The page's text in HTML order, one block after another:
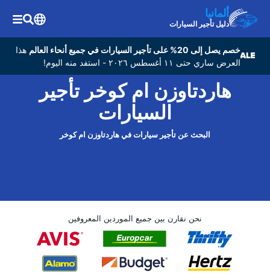
ألمانيا
دليل تأجير السيارات
خصم يصل إلى 20% على تأجير السيارات في جميع أنحاء العالم
هذا
العرض ساري حتى ١١ أغسطس ٢٠٢٦ - استفد منه اليوم!
هاردتاوزن ام کوخر تأجير
السيارات
البحث عن تأجير سيارات في هاردتاوزن ام کوخر
نحن نقارن بين جميع الموردين المعروفين